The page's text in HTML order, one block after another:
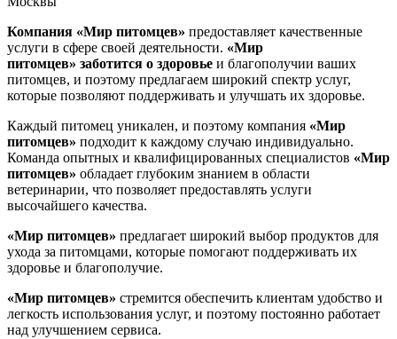
Компания «Мир питомцев» предоставляет качественные
услуги в сфере своей деятельности. «Мир
питомцев» заботится о здоровье и благополучии ваших
питомцев, и поэтому предлагаем широкий спектр услуг,
которые позволяют поддерживать и улучшать их здоровье.
Каждый питомец уникален, и поэтому компания «Мир
питомцев» подходит к каждому случаю индивидуально.
Команда опытных и квалифицированных специалистов «Мир
питомцев» обладает глубоким знанием в области
ветеринарии, что позволяет предоставлять услуги
высочайшего качества.
«Мир питомцев» предлагает широкий выбор продуктов для
ухода за питомцами, которые помогают поддерживать их
здоровье и благополучие.
«Мир питомцев» стремится обеспечить клиентам удобство и
легкость использования услуг, и поэтому постоянно работает
над улучшением сервиса.